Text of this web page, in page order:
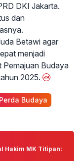
DKI Jakarta.
dan
Betawi agar
menjadi
Pemajuan Budaya
2025.
Perda Budaya
Hakim MK Titipan: